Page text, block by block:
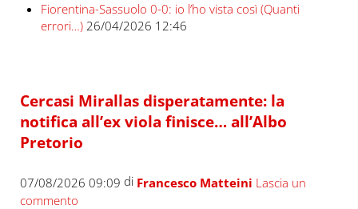
Fiorentina-Sassuolo 0-0: io l’ho vista così (Quanti
errori…) 26/04/2026 12:46
Cercasi Mirallas disperatamente: la
notifica all’ex viola finisce… all’Albo
Pretorio
07/08/2026 09:09 di Francesco Matteini Lascia un
commento